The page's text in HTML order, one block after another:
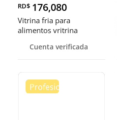
RD$ 176,080
Vitrina fria para
alimentos vritrina
Cuenta verificada